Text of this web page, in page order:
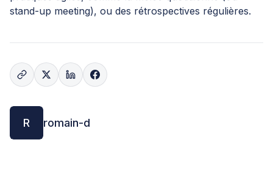
stand-up meeting), ou des rétrospectives régulières.
R romain-d